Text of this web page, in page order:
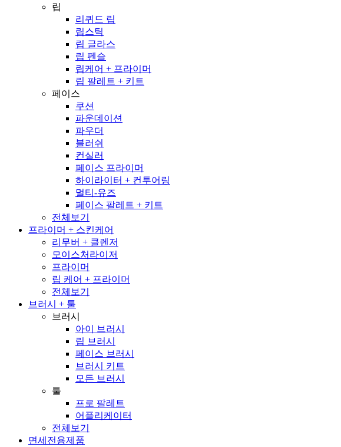
립
리퀴드 립
립스틱
립 글라스
립 펜슬
립케어 + 프라이머
립 팔레트 + 키트
페이스
쿠션
파운데이션
파우더
블러쉬
컨실러
페이스 프라이머
하이라이터 + 컨투어링
멀티-유즈
페이스 팔레트 + 키트
전체보기
프라이머 + 스킨케어
리무버 + 클렌저
모이스처라이저
프라이머
립 케어 + 프라이머
전체보기
브러시 + 툴
브러시
아이 브러시
립 브러시
페이스 브러시
브러시 키트
모든 브러시
툴
프로 팔레트
어플리케이터
전체보기
면세전용제품